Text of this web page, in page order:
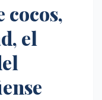
cocos,
el